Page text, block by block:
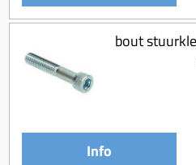
bout
Info